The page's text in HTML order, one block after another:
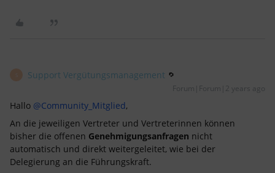
Support Vergütungsmanagement
Forum|Forum|2 years ago
Hallo @Community_Mitglied,
An die jeweiligen Vertreter und Vertreterinnen können
bisher die offenen Genehmigungsanfragen nicht
automatisch und direkt weitergeleitet, wie bei der
Delegierung an die Führungskraft.